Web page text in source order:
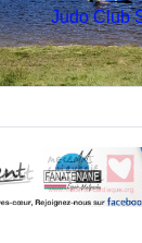
Judo Club
cookies